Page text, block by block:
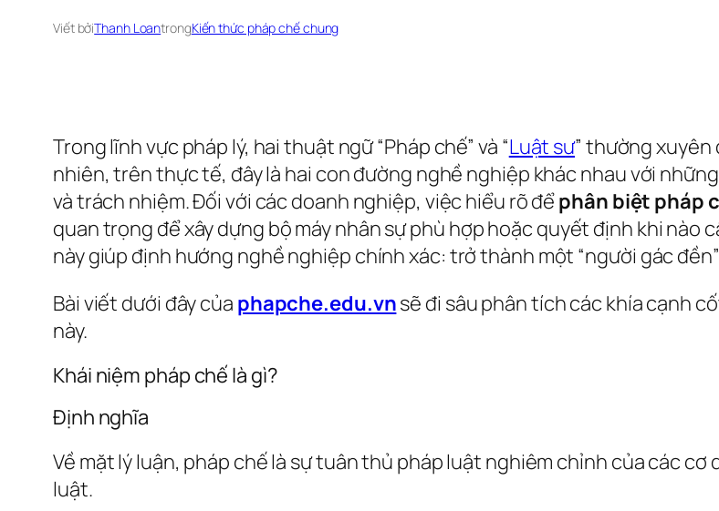
Viết bởiThanh LoantrongKiến thức pháp chế chung
Trong lĩnh vực pháp lý, hai thuật ngữ “Pháp chế” và “Luật sư” thường xuyên
nhiên, trên thực tế, đây là hai con đường nghề nghiệp khác nhau với
và trách nhiệm. Đối với các doanh nghiệp, việc hiểu rõ đểphân biệt pháp
quan trọng để xây dựng bộ máy nhân sự phù hợp hoặc quyết định khi nào
này giúp định hướng nghề nghiệp chính xác: trở thành một “người gác
Bài viết dưới đây của phapche.edu.vnsẽ đi sâu phân tích các khía cạnh
này.
Khái niệm pháp chế là gì?
Định nghĩa
Về mặt lý luận, pháp chế là sự tuân thủ pháp luật nghiêm chỉnh của các
luật.